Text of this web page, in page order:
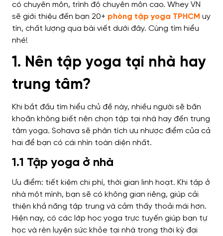
có chuyên môn, trình độ chuyên môn cao. Whey VN
sẽ giới thiệu đến bạn 20+ phòng tập yoga TPHCM uy
tín, chất lượng qua bài viết dưới đây. Cùng tìm hiểu
nhé!
1. Nên tập yoga tại nhà hay
trung tâm?
Khi bắt đầu tìm hiểu chủ đề này, nhiều người sẽ băn
khoăn không biết nên chọn tập tại nhà hay đến trung
tâm yoga. Sohava sẽ phân tích ưu nhược điểm của cả
hai để bạn có cái nhìn toàn diện nhất.
1.1 Tập yoga ở nhà
Ưu điểm: tiết kiệm chi phí, thời gian linh hoạt. Khi tập ở
nhà một mình, bạn sẽ có không gian riêng, giúp cải
thiện khả năng tập trung và cảm thấy thoải mái hơn.
Hiện nay, có các lớp học yoga trực tuyến giúp bạn tự
học và rèn luyện sức khỏe tại nhà trong thời kỳ đại